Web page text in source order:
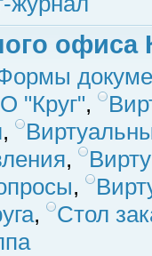
офиса
"Круг",
,
,
,
,
Стол